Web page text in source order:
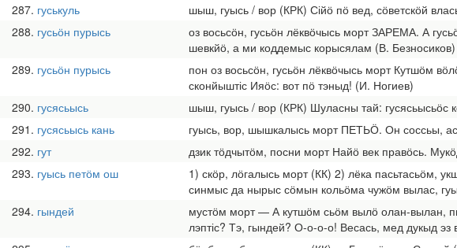
287 гуськуль
шыш, гуысь / вор (КРК) Сійӧ пӧ вед, сӧветскӧй
288 гусьӧн пурысь
оз восьсӧн, гусьӧн лёквӧчысь морт ЗАРЕМА. А
шевкйӧ, а ми коддемыс корысялам (В. Безносиков)
289 гусьӧн пурысь
пон оз восьсӧн, гусьӧн лёквӧчысь морт Кутшӧм
сконйыштіс Ияӧс: вот пӧ тэныд! (И. Ногиев)
290 гусясьысь
шыш, гуысь / вор (КРК) Шуласны тай: гусясьысьӧс
291 гусясьысь кань
гуысь, вор, шышкалысь морт ПЕТЬӦ. Он соссьы,
292 гут
дзик тӧдчытӧм, посни морт Найӧ век правӧсь.
293 гуысь петӧм ош
1) скӧр, лӧгалысь морт (КК) 2) лёка пасьтасьӧм,
синмыс да нырыс сӧмын кольӧма чужӧм вылас,
294 гындей
мустӧм морт — А кутшӧм сьӧм вылӧ олан-вылан,
лэптіс? Тэ, гындей? О-о-о-о! Весась, мед дукыд